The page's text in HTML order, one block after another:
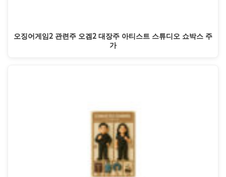
오징어게임2 관련주 오겜2 대장주 아티스트 스튜디오 쇼박스 주
가